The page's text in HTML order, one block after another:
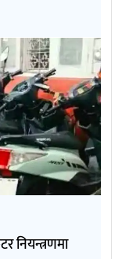
नियन्त्रणमा